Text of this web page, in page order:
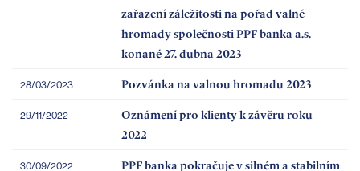
zařazení záležitosti na pořad valné
hromady společnosti PPF banka a.s.
konané 27. dubna 2023
28/03/2023 Pozvánka na valnou hromadu 2023
29/11/2022
Oznámení pro klienty k závěru roku
2022
30/09/2022
PPF banka pokračuje v silném a stabilním